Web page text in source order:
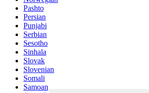
Pashto
Persian
Punjabi
Serbian
Sesotho
Sinhala
Slovak
Slovenian
Somali
Samoan